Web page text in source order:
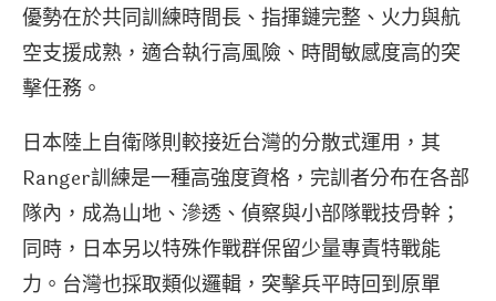
優勢在於共同訓練時間長、指揮鏈完整、火力與航
空支援成熟，適合執行高風險、時間敏感度高的突
擊任務。
日本陸上自衛隊則較接近台灣的分散式運用，其
Ranger訓練是一種高強度資格，完訓者分布在各部
隊內，成為山地、滲透、偵察與小部隊戰技骨幹；
同時，日本另以特殊作戰群保留少量專責特戰能
力。台灣也採取類似邏輯，突擊兵平時回到原單